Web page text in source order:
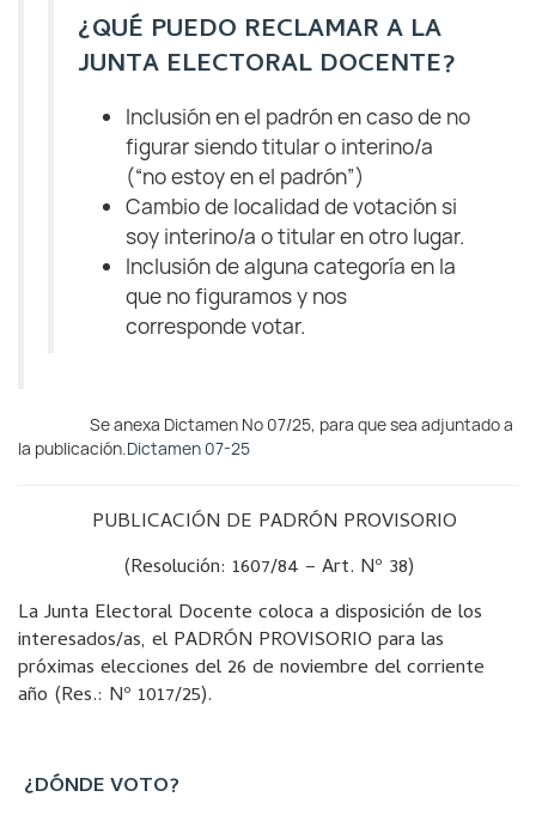
¿QUÉ PUEDO RECLAMAR A LA
JUNTA ELECTORAL DOCENTE?
Inclusión en el padrón en caso de no
figurar siendo titular o interino/a
(“no estoy en el padrón”)
Cambio de localidad de votación si
soy interino/a o titular en otro lugar.
Inclusión de alguna categoría en la
que no figuramos y nos
corresponde votar.
Se anexa Dictamen Nº 07/25, para que sea adjuntado a
la publicación.Dictamen 07-25
PUBLICACIÓN DE PADRÓN PROVISORIO
(Resolución: 1607/84 – Art. Nº 38)
La Junta Electoral Docente coloca a disposición de los
interesados/as, el PADRÓN PROVISORIO para las
próximas elecciones del 26 de noviembre del corriente
año (Res.: Nº 1017/25).
¿DÓNDE VOTO?